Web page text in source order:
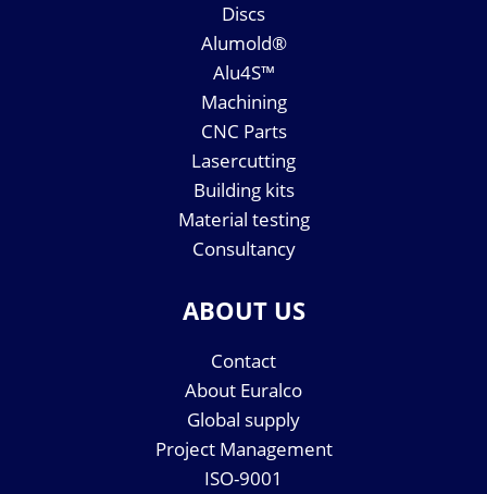
Discs
Alumold®
Alu4S™
Machining
CNC Parts
Lasercutting
Building kits
Material testing
Consultancy
ABOUT US
Contact
About Euralco
Global supply
Project Management
ISO-9001